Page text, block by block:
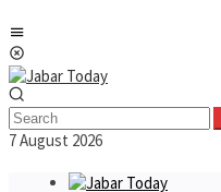
to
content
7 August 2026